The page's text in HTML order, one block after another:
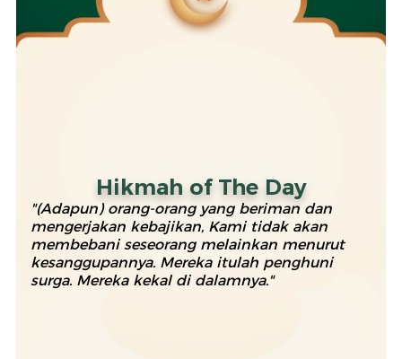
Hikmah of The Day
"(Adapun) orang-orang yang beriman dan
mengerjakan kebajikan, Kami tidak akan
membebani seseorang melainkan menurut
kesanggupannya. Mereka itulah penghuni
surga. Mereka kekal di dalamnya."